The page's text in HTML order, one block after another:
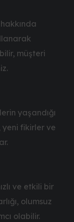
müşteri
yaşandığı
yeni fikirler ve
ve etkili bir
olumsuz
olabilir.